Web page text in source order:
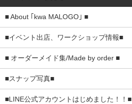
■ About ｢kwa MALOGO｣ ■
■イベント出店、ワークショップ情報■
■ オーダーメイド集/Made by order ■
■スナップ写真■
■LINE公式アカウントはじめました！！■